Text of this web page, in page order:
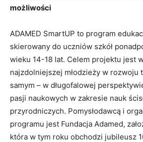
możliwości
ADAMED SmartUP to program
skierowany do uczniów szkół
wieku 14-18 lat. Celem projektu jest
najzdolniejszej młodzieży w rozwoju
samym – w długofalowej
pasji naukowych w zakresie nauk
przyrodniczych. Pomysłodawcą i
programu jest Fundacja Adamed,
która w tym roku obchodzi jubileusz